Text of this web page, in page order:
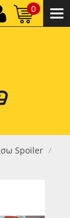
0
0,00 €
Spoiler /